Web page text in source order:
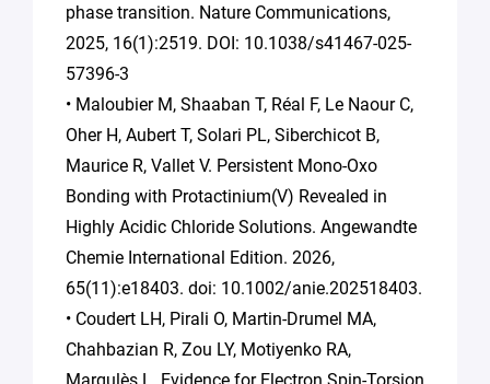
phase transition. Nature Communications,
2025, 16(1):2519. DOI: 10.1038/s41467-025-
57396-3
• Maloubier M, Shaaban T, Réal F, Le Naour C,
Oher H, Aubert T, Solari PL, Siberchicot B,
Maurice R, Vallet V. Persistent Mono-Oxo
Bonding with Protactinium(V) Revealed in
Highly Acidic Chloride Solutions. Angewandte
Chemie International Edition. 2026,
65(11):e18403. doi: 10.1002/anie.202518403.
• Coudert LH, Pirali O, Martin-Drumel MA,
Chahbazian R, Zou LY, Motiyenko RA,
Margulès L. Evidence for Electron Spin-Torsion